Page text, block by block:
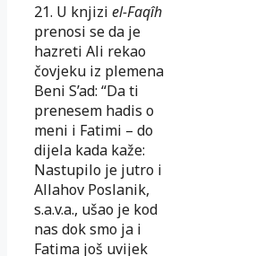
21. U knjizi el-Faqîh
prenosi se da je
hazreti Ali rekao
čovjeku iz ple­mena
Beni S’ad: “Da ti
prenesem hadis o
meni i Fatimi – do
dijela kada kaže:
Nastupilo je jutro i
Allahov Poslanik,
s.a.v.a., ušao je kod
nas dok smo ja i
Fatima još uvijek